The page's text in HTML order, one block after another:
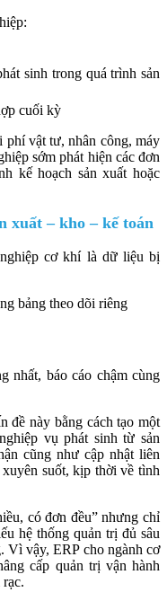
sinh trong quá trình sản
cuối kỳ
phí vật tư, nhân công, máy
sớm phát hiện các đơn
kế hoạch sản xuất hoặc
xuất – kho – kế toán
cơ khí là dữ liệu bị
bảng theo dõi riêng
nhất, báo cáo chậm cùng
đề này bằng cách tạo một
vụ phát sinh từ sản
cũng như cập nhật liên
suốt, kịp thời về tình
có đơn đều” nhưng chỉ
hệ thống quản trị đủ sâu
Vì vậy, ERP cho ngành cơ
cấp quản trị vận hành